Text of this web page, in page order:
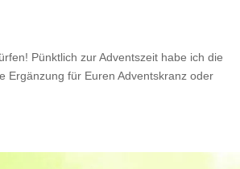
Pünktlich zur Adventszeit habe ich die
Ergänzung für Euren Adventskranz oder